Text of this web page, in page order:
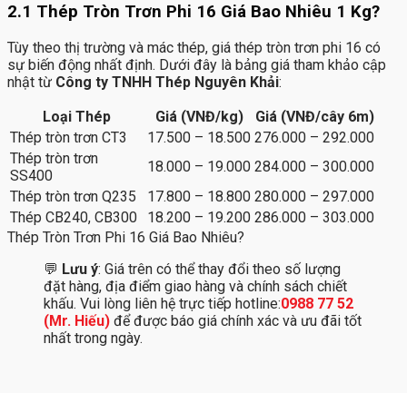
2.1 Thép Tròn Trơn Phi 16 Giá Bao Nhiêu 1 Kg?
Tùy theo thị trường và mác thép, giá thép tròn trơn phi 16 có
sự biến động nhất định. Dưới đây là bảng giá tham khảo cập
nhật từ Công ty TNHH Thép Nguyên Khải:
Loại Thép
Giá (VNĐ/kg)
Giá (VNĐ/cây 6m)
Thép tròn trơn CT3
17.500 – 18.500 276.000 – 292.000
Thép tròn trơn
SS400
18.000 – 19.000 284.000 – 300.000
Thép tròn trơn Q235
17.800 – 18.800 280.000 – 297.000
Thép CB240, CB300
18.200 – 19.200 286.000 – 303.000
Thép Tròn Trơn Phi 16 Giá Bao Nhiêu?
💬 Lưu ý: Giá trên có thể thay đổi theo số lượng
đặt hàng, địa điểm giao hàng và chính sách chiết
khấu. Vui lòng liên hệ trực tiếp hotline:0988 77 52
(Mr. Hiếu) để được báo giá chính xác và ưu đãi tốt
nhất trong ngày.